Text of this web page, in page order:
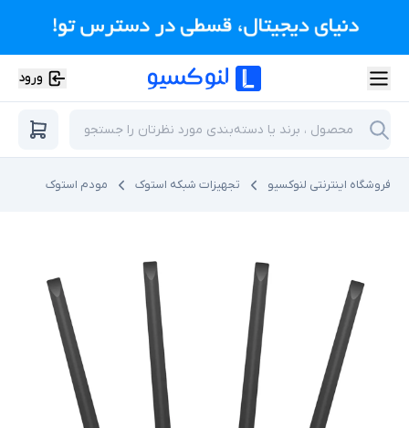
ورود
فروشگاه اینترنتی لنوکسیو تجهیزات شبکه استوک مودم استوک